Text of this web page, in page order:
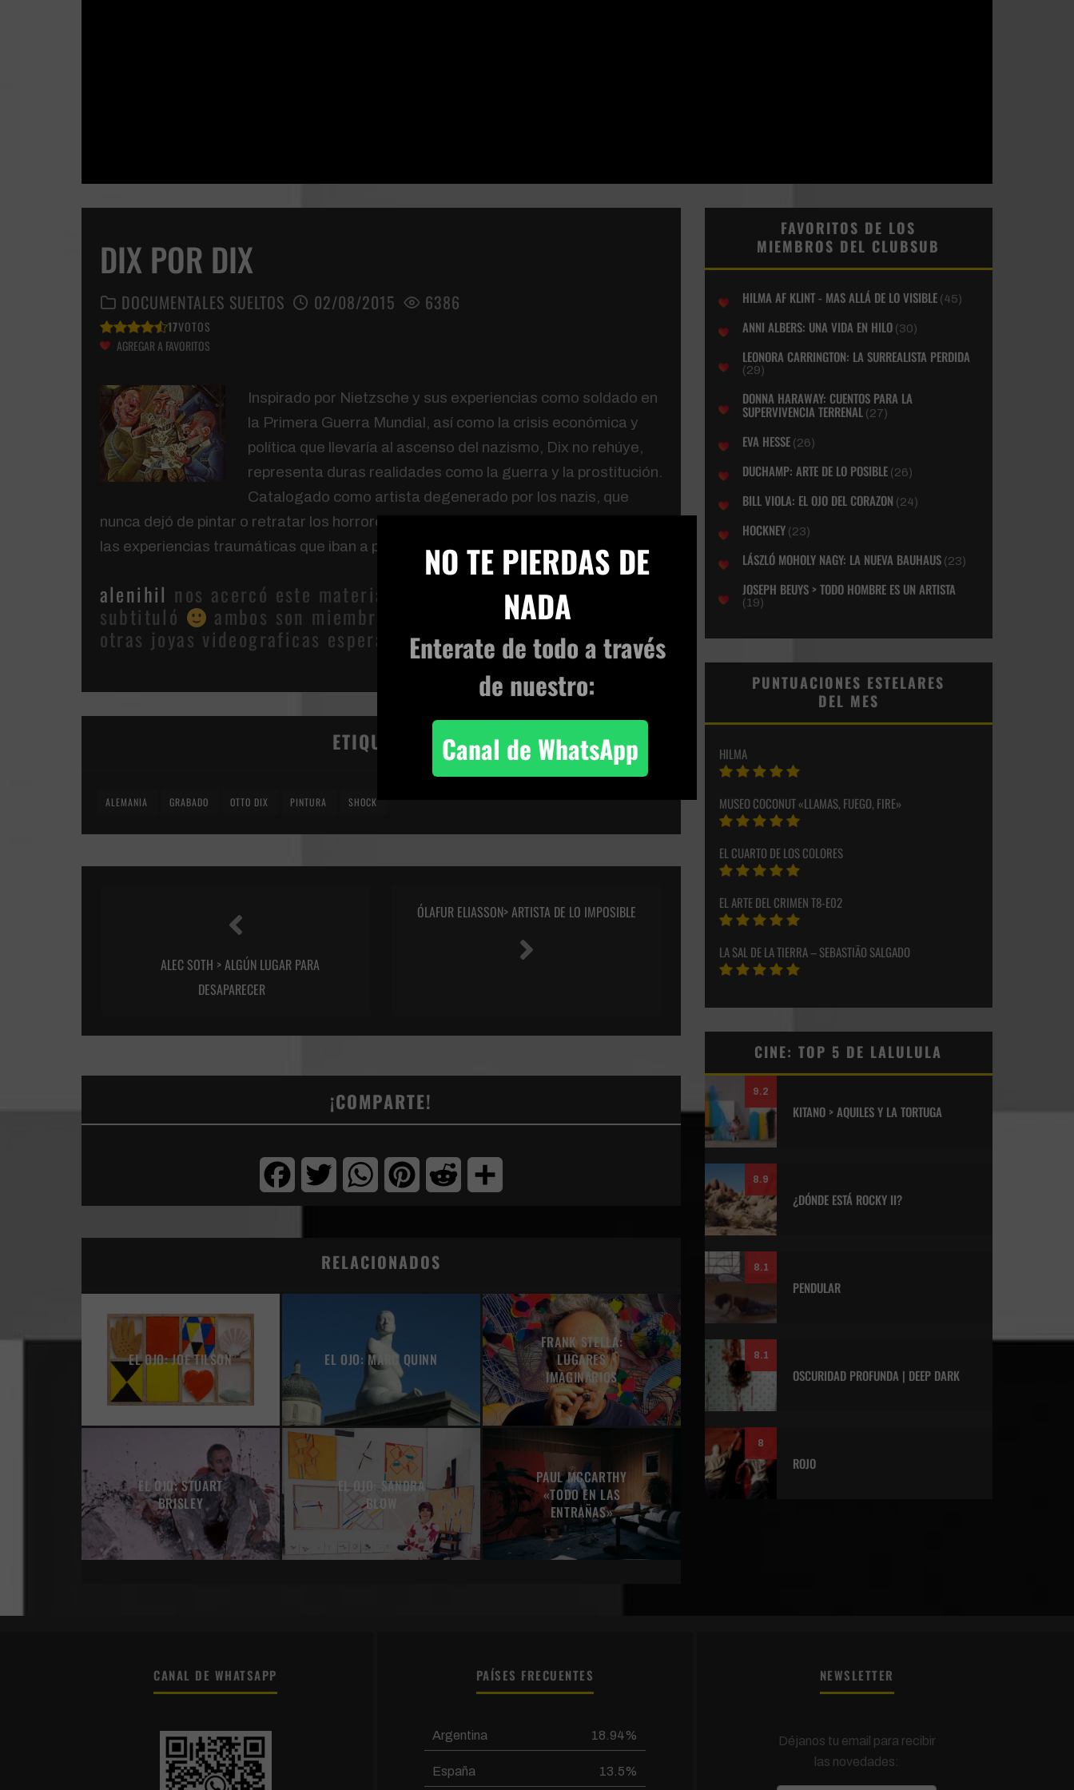
DIX POR DIX
DOCUMENTALES SUELTOS 02/08/2015 6386
17VOTOS
AGREGAR A FAVORITOS
Inspirado por Nietzsche y sus experiencias como soldado en
la Primera Guerra Mundial, así como la crisis económica y
política que llevaría al ascenso del nazismo, Dix no rehúye,
representa duras realidades como la guerra y la prostitución.
Catalogado como artista degenerado por los nazis, que
nunca dejó de pintar o retratar los horrores que había presenciado. Su obra refleja
las experiencias traumáticas que iban a perseguirlo por el resto de su vida.
alenihil nos acercó este material, Narouzhosnanilo tradujo y
subtituló ambos son miembros del clubsubdonde muchas
otras joyas videograficas esperan ser subtituladas
ETIQUETAS:
ALEMANIA GRABADO OTTO DIX PINTURA SHOCK
ALEC SOTH > ALGÚN LUGAR PARA
DESAPARECER
ÓLAFUR ELIASSON> ARTISTA DE LO IMPOSIBLE
¡COMPARTE!
FacebookTwitter WhatsAppPinterest Reddit
RELACIONADOS
EL OJO: JOE TILSON EL OJO: MARC QUINN
FRANK STELLA:
LUGARES
IMAGINARIOS
EL OJO: STUART
BRISLEY
EL OJO: SANDRA
BLOW
PAUL MCCARTHY
«TODO EN LAS
ENTRAÑAS»
FAVORITOS DE LOS
MIEMBROS DEL CLUBSUB
HILMA AF KLINT - MAS ALLÁ DE LO VISIBLE (45)
ANNI ALBERS: UNA VIDA EN HILO (30)
LEONORA CARRINGTON: LA SURREALISTA PERDIDA
(29)
DONNA HARAWAY: CUENTOS PARA LA
SUPERVIVENCIA TERRENAL (27)
EVA HESSE (26)
DUCHAMP: ARTE DE LO POSIBLE (26)
BILL VIOLA: EL OJO DEL CORAZON (24)
HOCKNEY (23)
LÁSZLÓ MOHOLY NAGY: LA NUEVA BAUHAUS (23)
JOSEPH BEUYS > TODO HOMBRE ES UN ARTISTA
(19)
PUNTUACIONES ESTELARES
DEL MES
HILMA
MUSEO COCONUT «LLAMAS, FUEGO, FIRE»
EL CUARTO DE LOS COLORES
EL ARTE DEL CRIMEN T8-E02
LA SAL DE LA TIERRA – SEBASTIÃO SALGADO
CINE: TOP 5 DE LALULULA
9.2
KITANO > AQUILES Y LA TORTUGA
8.9
¿DÓNDE ESTÁ ROCKY II?
8.1
PENDULAR
8.1
OSCURIDAD PROFUNDA | DEEP DARK
8
ROJO
CANAL DE WHATSAPP PAÍSES FRECUENTES
Argentina 18.94%
España 13.5%
NEWSLETTER
Déjanos tu email para recibir
las novedades:
NO TE PIERDAS DE
NADA
Enterate de todoa través
de nuestro:
Canal de WhatsApp